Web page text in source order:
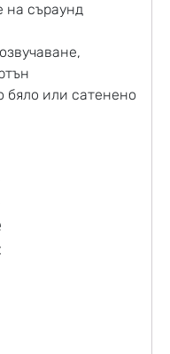
на съраунд
бяло или сатенено